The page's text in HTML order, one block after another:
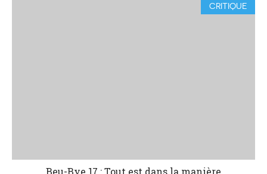
CRITIQUE
Beu-Bye 17 : Tout est dans la manière